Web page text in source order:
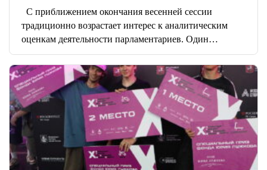
С приближением окончания весенней сессии
традиционно возрастает интерес к аналитическим
оценкам деятельности парламентариев. Один…